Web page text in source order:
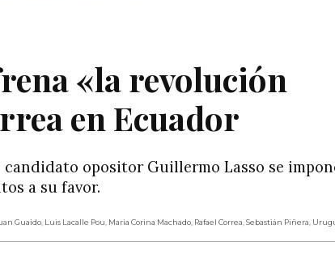
«la revolución
en Ecuador
opositor Guillermo Lasso se
a su favor.
Guaido, Luis Lacalle Pou, Maria Corina Machado, Rafael Correa,Sebastián Piñera,